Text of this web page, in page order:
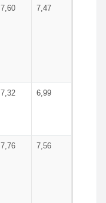
7,60 7,47
7,32 6,99
7,76 7,56